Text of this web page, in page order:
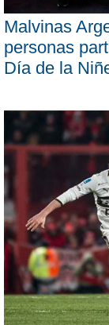
Malvinas
personas
Día de la